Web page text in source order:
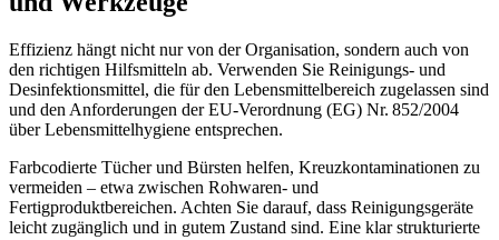
Effizienz hängt nicht nur von der Organisation, sondern auch von
den richtigen Hilfsmitteln ab. Verwenden Sie Reinigungs- und
Desinfektionsmittel, die für den Lebensmittelbereich zugelassen sind
und den Anforderungen der EU-Verordnung (EG) Nr. 852/2004
über Lebensmittelhygiene entsprechen.
Farbcodierte Tücher und Bürsten helfen, Kreuzkontaminationen zu
vermeiden – etwa zwischen Rohwaren- und
Fertigproduktbereichen. Achten Sie darauf, dass Reinigungsgeräte
leicht zugänglich und in gutem Zustand sind. Eine klar strukturierte